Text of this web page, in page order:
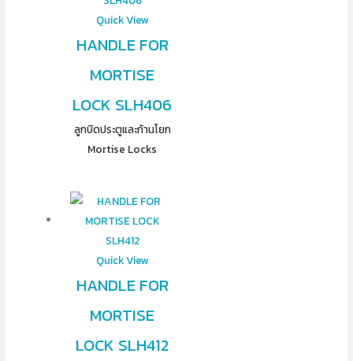
Quick View
HANDLE FOR
MORTISE
LOCK SLH406
ลูกบิดประตูและก้านโยก
Mortise Locks
Quick View
HANDLE FOR
MORTISE
LOCK SLH412